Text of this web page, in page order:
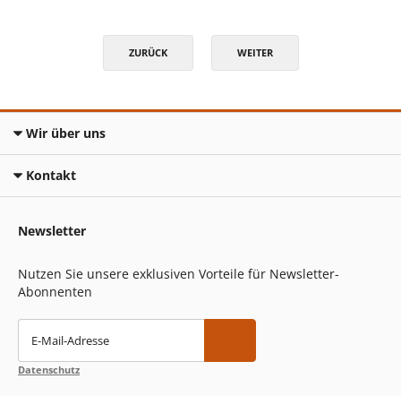
ZURÜCK WEITER
Wir über uns
Kontakt
Newsletter
Nutzen Sie unsere exklusiven Vorteile für Newsletter-
Abonnenten
E-Mail-Adresse
Datenschutz